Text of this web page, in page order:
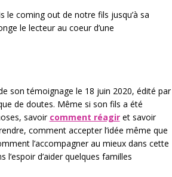
le coming out de notre fils jusqu’à sa
le lecteur au coeur d’une
son témoignage le 18 juin 2020, édité par
de doutes. Même si son fils a été
savoir comment réagiret savoir
comment accepter l’idée même que
l’accompagner au mieux dans cette
d’aider quelques familles